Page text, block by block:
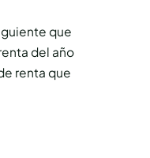
que
del año
renta que